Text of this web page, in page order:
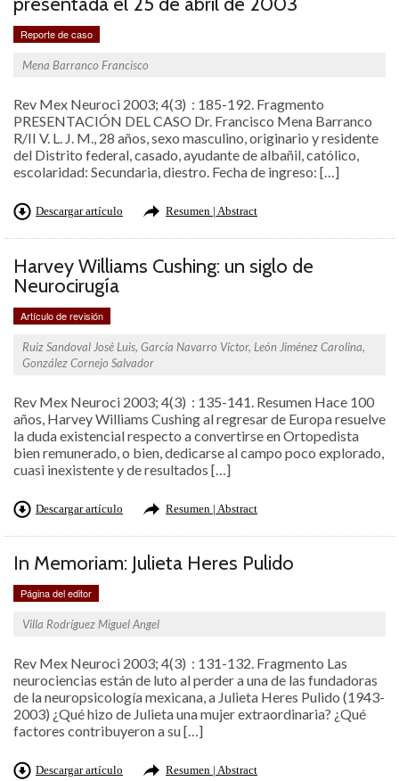
Reporte de caso
Mena Barranco Francisco
Rev Mex Neuroci 2003; 4(3) : 185-192. Fragmento
PRESENTACIÓN DEL CASO Dr. Francisco Mena Barranco
R/II V. L. J. M., 28 años, sexo masculino, originario y residente
del Distrito federal, casado, ayudante de albañil, católico,
escolaridad: Secundaria, diestro. Fecha de ingreso: […]
Descargar artículo Resumen | Abstract
Harvey Williams Cushing: un siglo de
Neurocirugía
Artículo de revisión
Ruiz Sandoval José Luis, García Navarro Víctor, León Jiménez Carolina,
González Cornejo Salvador
Rev Mex Neuroci 2003; 4(3) : 135-141. Resumen Hace 100
años, Harvey Williams Cushing al regresar de Europa resuelve
la duda existencial respecto a convertirse en Ortopedista
bien remunerado, o bien, dedicarse al campo poco explorado,
cuasi inexistente y de resultados […]
Descargar artículo Resumen | Abstract
In Memoriam: Julieta Heres Pulido
Página del editor
Villa Rodríguez Miguel Angel
Rev Mex Neuroci 2003; 4(3) : 131-132. Fragmento Las
neurociencias están de luto al perder a una de las fundadoras
de la neuropsicología mexicana, a Julieta Heres Pulido (1943-
2003) ¿Qué hizo de Julieta una mujer extraordinaria? ¿Qué
factores contribuyeron a su […]
Descargar artículo Resumen | Abstract